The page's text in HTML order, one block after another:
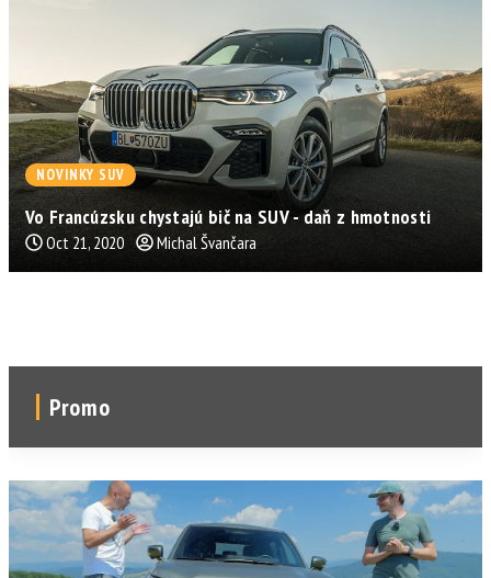
NOVINKY SUV
Vo Francúzsku chystajú bič na SUV - daň z hmotnosti
Oct 21, 2020 Michal Švančara
Promo